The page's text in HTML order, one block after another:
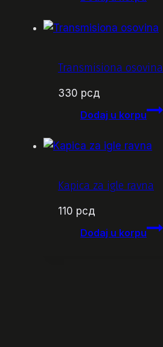
Transmisiona osovina
330 рсд
Dodaj u korpu
Kapica za igle ravna
110 рсд
Dodaj u korpu